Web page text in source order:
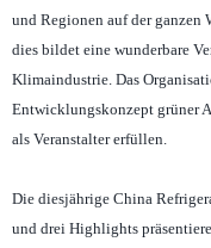
und Regionen auf der ganzen
dies bildet eine wunderbare
Klimaindustrie. Das
Entwicklungskonzept grüner
als Veranstalter erfüllen.
Die diesjährige China
und drei Highlights